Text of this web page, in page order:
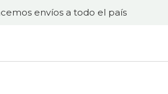
envíos a todo el país